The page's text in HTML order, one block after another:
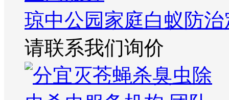
琼中公园家庭白蚁防
请联系我们询价